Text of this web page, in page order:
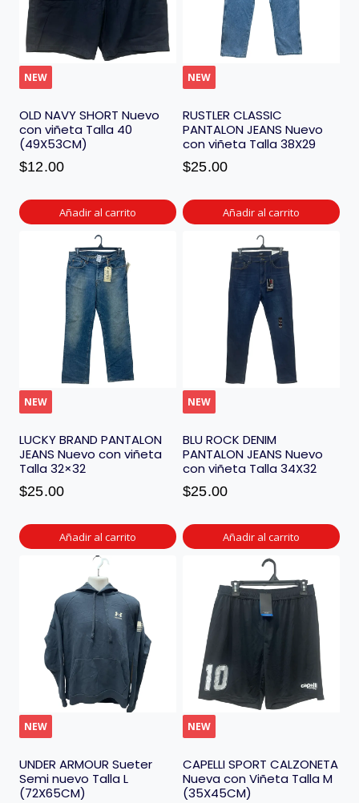
NEW
OLD NAVY SHORT Nuevo
con viñeta Talla 40
(49X53CM)
$12.00
Añadir al carrito
NEW
RUSTLER CLASSIC
PANTALON JEANS Nuevo
con viñeta Talla 38X29
$25.00
Añadir al carrito
NEW
LUCKY BRAND PANTALON
JEANS Nuevo con viñeta
Talla 32×32
$25.00
Añadir al carrito
NEW
BLU ROCK DENIM
PANTALON JEANS Nuevo
con viñeta Talla 34X32
$25.00
Añadir al carrito
NEW
UNDER ARMOUR Sueter
Semi nuevo Talla L
(72X65CM)
NEW
CAPELLI SPORT CALZONETA
Nueva con Viñeta Talla M
(35X45CM)